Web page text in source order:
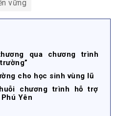
vững
qua chương trình
cho học sinh vùng lũ
chương trình hỗ trợ
Yên